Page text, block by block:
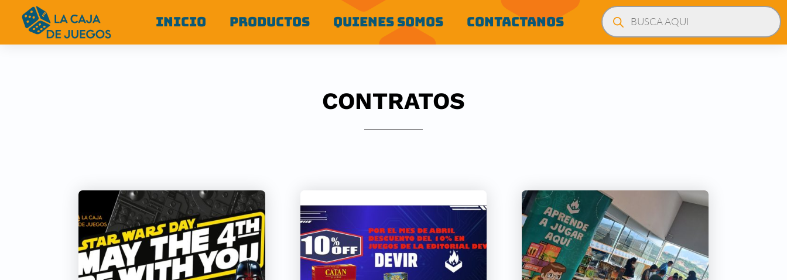
INICIO PRODUCTOS QUIENES SOMOS CONTACTANOS
Búsqueda
de
productos
CONTRATOS